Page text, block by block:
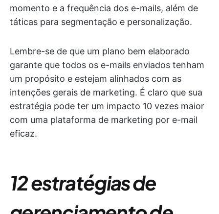
momento e a frequência dos e-mails, além de
táticas para segmentação e personalização.
Lembre-se de que um plano bem elaborado
garante que todos os e-mails enviados tenham
um propósito e estejam alinhados com as
intenções gerais de marketing. É claro que sua
estratégia pode ter um impacto 10 vezes maior
com uma plataforma de marketing por e-mail
eficaz.
12 estratégias de